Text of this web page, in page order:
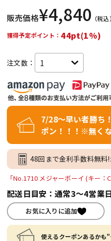
販売価格¥4,840 （税込）
獲得予定ポイント： 44pt(1%)
注文数：
7/28～早い者勝ち
ポン！！！※無く
48回まで金利手数料無料
「No.1710 メジャーボーイ (キー：
配送日目安：通常3～4営業
お気に入りに追加
使えるクーポンあるかも